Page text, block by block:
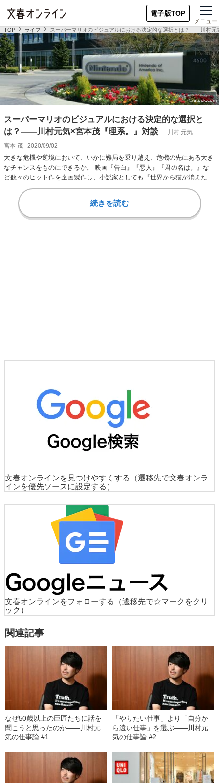
電子版TOP
メニュー
TOP ライフ スーパーマリオのビジュアルにおける決定的な選択とは？――川村元
スーパーマリオのビジュアルにおける決定的な選択と
は？――川村元気×宮本茂『理系。』対談
川村 元気
宮本 茂
2020/09/02
大きな危機や逆境において、いかに難局を乗り越え、危機の先にある大き
なチャンスをものにできるか。 映画『告白』『悪人』『君の名は。』な
ど数々のヒット作を企画製作し、小説家としても『世界から猫が消えたな
ら』『億男』『四…
続きを読む
文春オンラインを見つけやすくする
（遷移先で文春オンラ
インを優先ソースに設定する）
文春オンラインをフォローする
（遷移先で☆マークをクリ
ック）
関連記事
なぜ50歳以上の巨匠たちに話を
聞こうと思ったのか――川村元
気の仕事論 #1
「やりたい仕事」より「自分か
ら遠い仕事」を選ぶ――川村元
気の仕事論 #2